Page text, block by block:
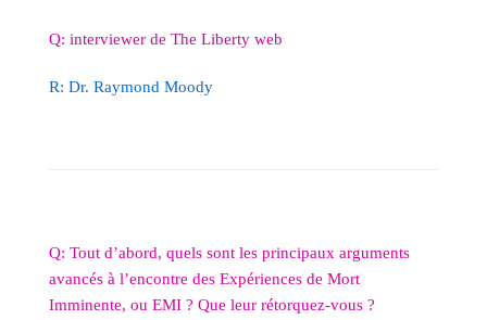
Q: interviewer de The Liberty web
R: Dr. Raymond Moody
Q: Tout d’abord, quels sont les principaux arguments
avancés à l’encontre des Expériences de Mort
Imminente, ou EMI ? Que leur rétorquez-vous ?